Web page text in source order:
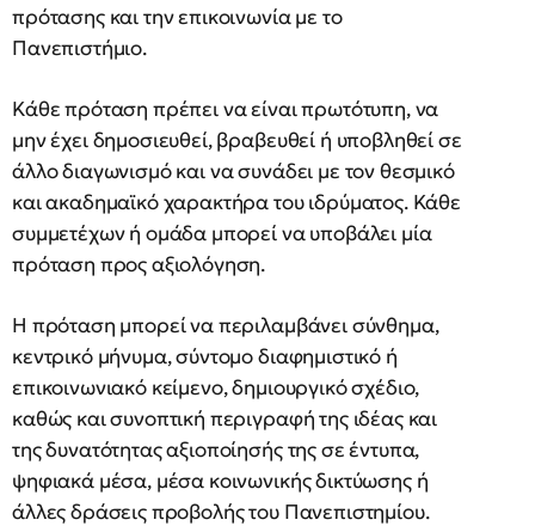
πρότασης και την επικοινωνία με το
Πανεπιστήμιο.
Κάθε πρόταση πρέπει να είναι πρωτότυπη, να
μην έχει δημοσιευθεί, βραβευθεί ή υποβληθεί σε
άλλο διαγωνισμό και να συνάδει με τον θεσμικό
και ακαδημαϊκό χαρακτήρα του ιδρύματος. Κάθε
συμμετέχων ή ομάδα μπορεί να υποβάλει μία
πρόταση προς αξιολόγηση.
Η πρόταση μπορεί να περιλαμβάνει σύνθημα,
κεντρικό μήνυμα, σύντομο διαφημιστικό ή
επικοινωνιακό κείμενο, δημιουργικό σχέδιο,
καθώς και συνοπτική περιγραφή της ιδέας και
της δυνατότητας αξιοποίησής της σε έντυπα,
ψηφιακά μέσα, μέσα κοινωνικής δικτύωσης ή
άλλες δράσεις προβολής του Πανεπιστημίου.